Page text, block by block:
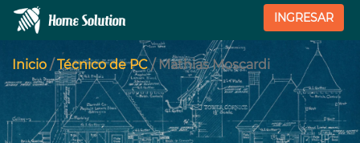
INGRESAR
Inicio /Técnico de PC/ Mathias Moscardi